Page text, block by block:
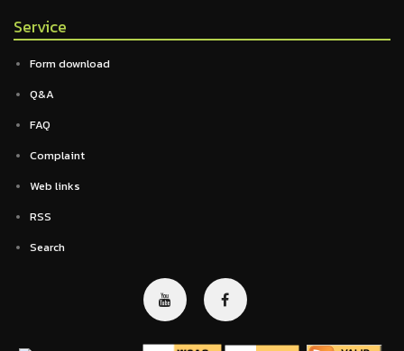
Service
Form download
Q&A
FAQ
Complaint
Web links
RSS
Search